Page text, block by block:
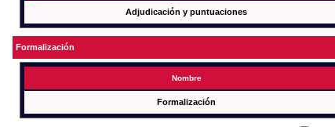
Adjudicación y puntuaciones
Formalización
Nombre
Formalización